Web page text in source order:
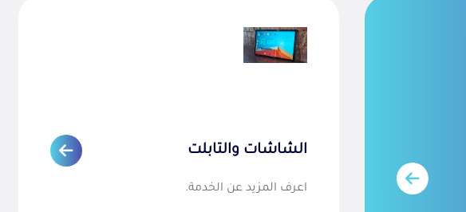
الشاشات والتابلت
اعرف المزيد عن الخدمة.